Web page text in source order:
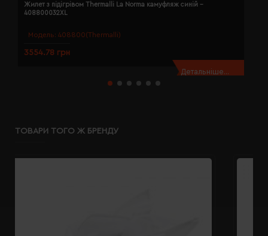
Модель: 408800(Thermalli)
Жилет з підігрівом Thermalli La Norma камуфляж синій -
408800032XL
3554.78 грн
Детальніше...
ТОВАРИ ТОГО Ж БРЕНДУ